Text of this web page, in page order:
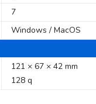
7
Windows / MacOS
121 × 67 × 42 mm
128 q